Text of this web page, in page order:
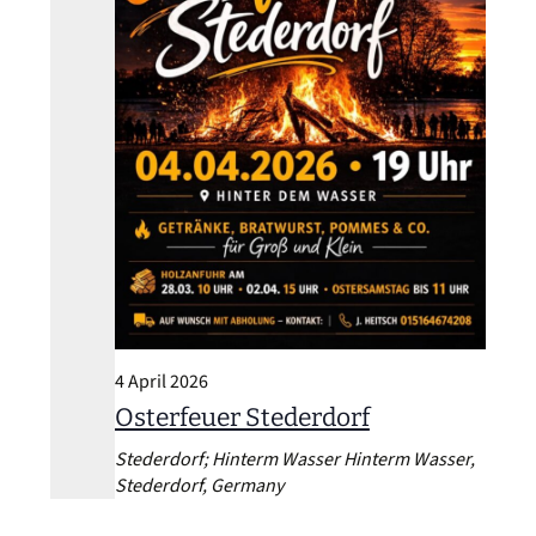
Osterfeuer Stederdorf
4 April 2026
Stederdorf; Hinterm WasserHinterm Wasser,
Stederdorf, Germany